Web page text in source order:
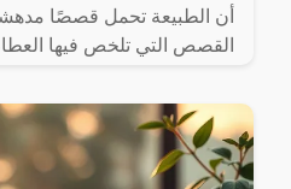
أن الطبيعة تحمل قصصًا
القصص التي تلخص فيها العطاء